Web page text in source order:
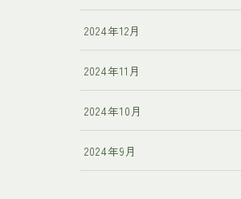
2024年12月
2024年11月
2024年10月
2024年9月